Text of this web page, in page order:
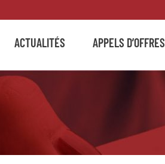
ACTUALITÉS APPELS D’OFFRES